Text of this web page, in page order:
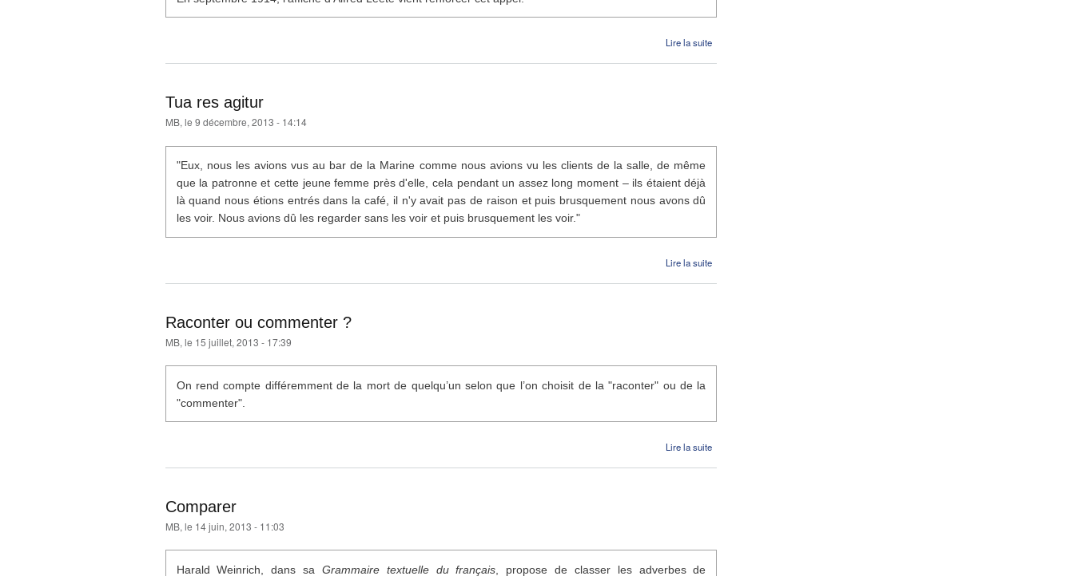
Lire la suite
Tua res agitur
MB, le 9 décembre, 2013 - 14:14
"Eux, nous les avions vus au bar de la Marine comme nous avions vu les clients de la salle, de même
que la patronne et cette jeune femme près d'elle, cela pendant un assez long moment – ils étaient déjà
là quand nous étions entrés dans la café, il n'y avait pas de raison et puis brusquement nous avons dû
les voir. Nous avions dû les regarder sans les voir et puis brusquement les voir."
Lire la suite
Raconter ou commenter ?
MB, le 15 juillet, 2013 - 17:39
On rend compte différemment de la mort de quelqu’un selon que l’on choisit de la "raconter" ou de la
"commenter".
Lire la suite
Comparer
MB, le 14 juin, 2013 - 11:03
Harald Weinrich, dans sa Grammaire textuelle du français , propose de classer les adverbes de